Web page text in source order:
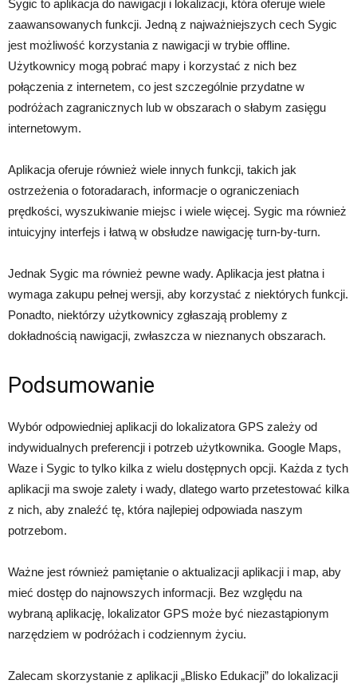
Sygic to aplikacja do nawigacji i lokalizacji, która oferuje wiele
zaawansowanych funkcji. Jedną z najważniejszych cech Sygic
jest możliwość korzystania z nawigacji w trybie offline.
Użytkownicy mogą pobrać mapy i korzystać z nich bez
połączenia z internetem, co jest szczególnie przydatne w
podróżach zagranicznych lub w obszarach o słabym zasięgu
internetowym.
Aplikacja oferuje również wiele innych funkcji, takich jak
ostrzeżenia o fotoradarach, informacje o ograniczeniach
prędkości, wyszukiwanie miejsc i wiele więcej. Sygic ma również
intuicyjny interfejs i łatwą w obsłudze nawigację turn-by-turn.
Jednak Sygic ma również pewne wady. Aplikacja jest płatna i
wymaga zakupu pełnej wersji, aby korzystać z niektórych funkcji.
Ponadto, niektórzy użytkownicy zgłaszają problemy z
dokładnością nawigacji, zwłaszcza w nieznanych obszarach.
Podsumowanie
Wybór odpowiedniej aplikacji do lokalizatora GPS zależy od
indywidualnych preferencji i potrzeb użytkownika. Google Maps,
Waze i Sygic to tylko kilka z wielu dostępnych opcji. Każda z tych
aplikacji ma swoje zalety i wady, dlatego warto przetestować kilka
z nich, aby znaleźć tę, która najlepiej odpowiada naszym
potrzebom.
Ważne jest również pamiętanie o aktualizacji aplikacji i map, aby
mieć dostęp do najnowszych informacji. Bez względu na
wybraną aplikację, lokalizator GPS może być niezastąpionym
narzędziem w podróżach i codziennym życiu.
Zalecam skorzystanie z aplikacji „Blisko Edukacji” do lokalizacji